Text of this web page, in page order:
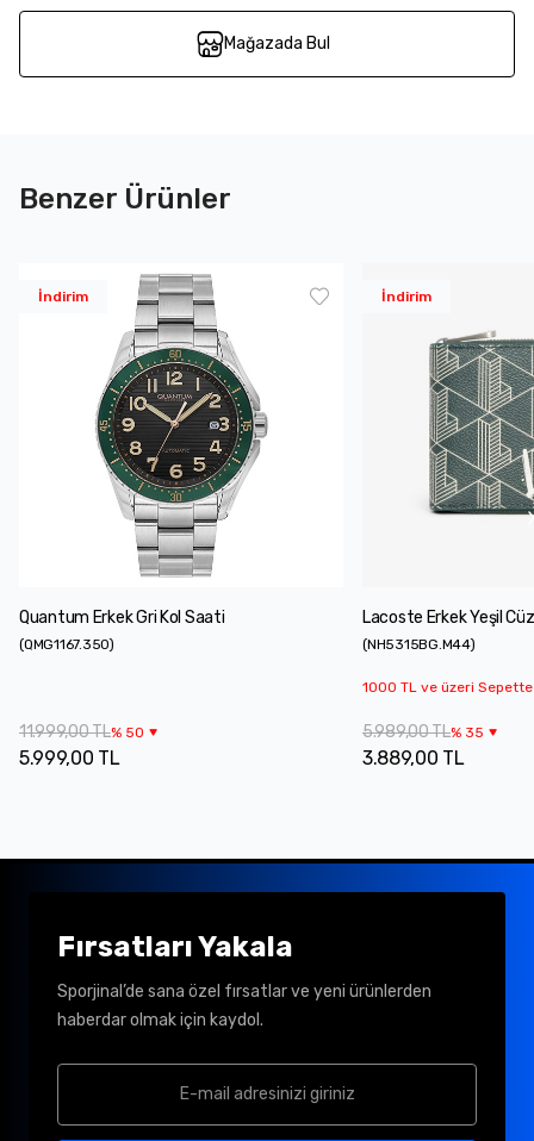
Mağazada Bul
Benzer Ürünler
İndirim
Quantum Erkek Gri Kol Saati
(QMG1167.350)
11.999,00 TL% 50
5.999,00 TL
İndirim
Lacoste Erkek Yeşil
(NH5315BG.M44)
1000 TL ve üzeri
5.989,00 TL% 35
3.889,00 TL
Fırsatları Yakala
Sporjinal’de sana özel fırsatlar ve yeni ürünlerden
haberdar olmak için kaydol.